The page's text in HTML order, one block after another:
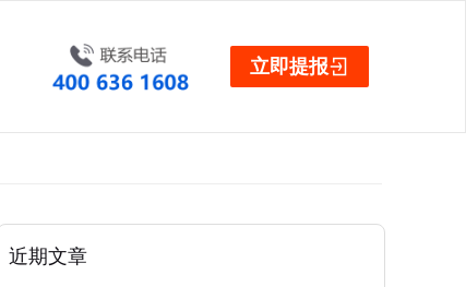
立即提报
近期文章